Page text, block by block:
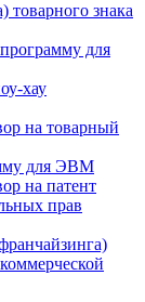
товарного знака
для
хау
на товарный
для ЭВМ
на патент
прав